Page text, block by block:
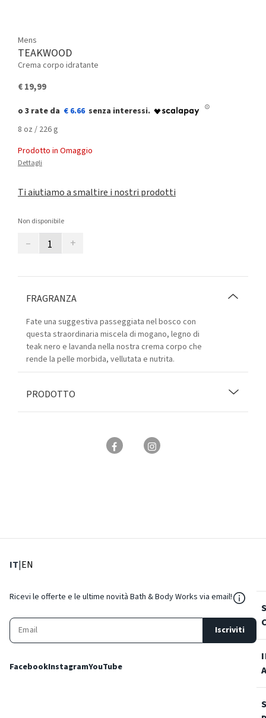
Mens
TEAKWOOD
Crema corpo idratante
€ 19,99
€ 6.66
8 oz / 226 g
Prodotto in Omaggio
Dettagli
Ti aiutiamo a smaltire i nostri prodotti
Non disponibile
– +
FRAGRANZA
Fate una suggestiva passeggiata nel bosco con
questa straordinaria miscela di mogano, legno di
teak nero e lavanda nella nostra crema corpo che
rende la pelle morbida, vellutata e nutrita.
PRODOTTO
IT: Lingua corrente
|EN
Ricevi le offerte e le ultime novità Bath & Body Works via email!
Iscriviti
FacebookInstagramYouTube